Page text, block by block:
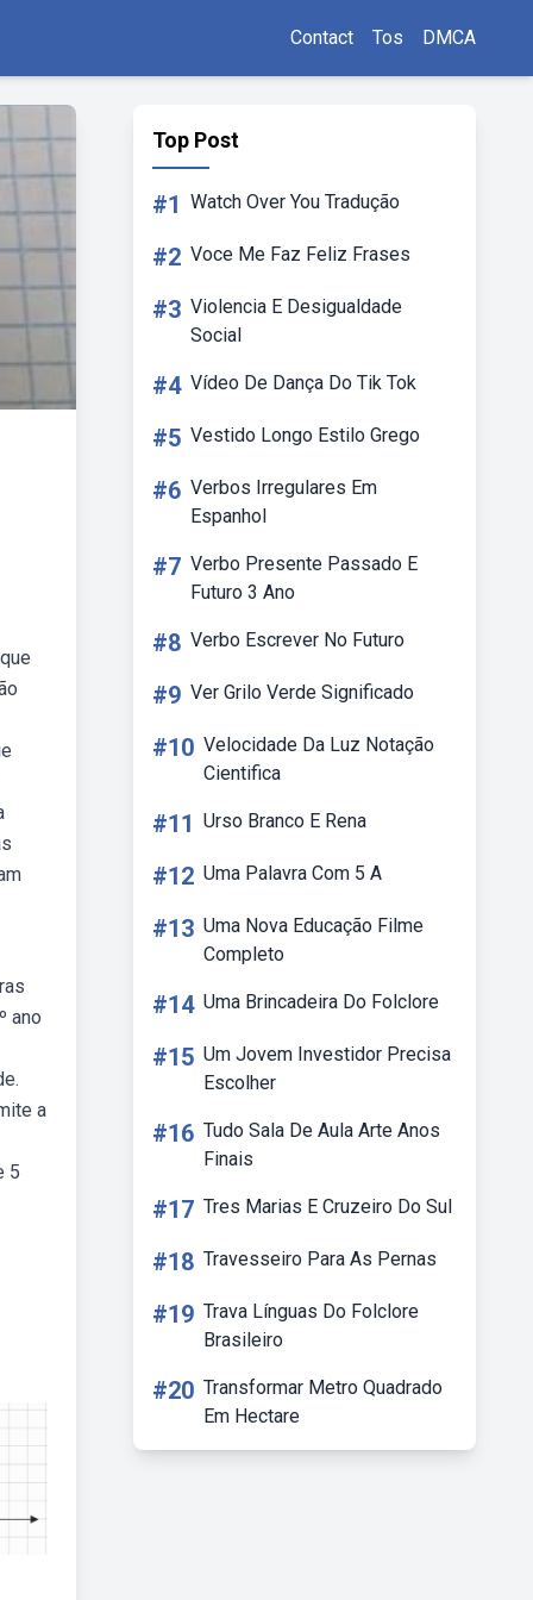
Contact Tos DMCA
ano
a
5
Top Post
#1 Watch Over You Tradução
#2 Voce Me Faz Feliz Frases
#3 Violencia E Desigualdade
Social
#4 Vídeo De Dança Do Tik Tok
#5 Vestido Longo Estilo Grego
#6 Verbos Irregulares Em
Espanhol
#7 Verbo Presente Passado E
Futuro 3 Ano
#8 Verbo Escrever No Futuro
#9 Ver Grilo Verde Significado
#10 Velocidade Da Luz Notação
Cientifica
#11 Urso Branco E Rena
#12 Uma Palavra Com 5 A
#13 Uma Nova Educação Filme
Completo
#14 Uma Brincadeira Do Folclore
#15 Um Jovem Investidor Precisa
Escolher
#16 Tudo Sala De Aula Arte Anos
Finais
#17 Tres Marias E Cruzeiro Do Sul
#18 Travesseiro Para As Pernas
#19 Trava Línguas Do Folclore
Brasileiro
#20 Transformar Metro Quadrado
Em Hectare